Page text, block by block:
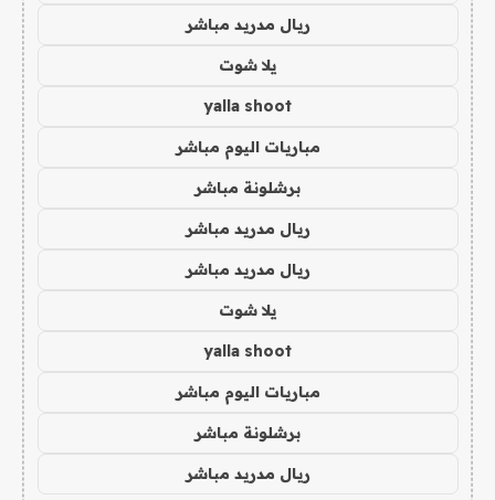
ريال مدريد مباشر
يلا شوت
yalla shoot
مباريات اليوم مباشر
برشلونة مباشر
ريال مدريد مباشر
ريال مدريد مباشر
يلا شوت
yalla shoot
مباريات اليوم مباشر
برشلونة مباشر
ريال مدريد مباشر